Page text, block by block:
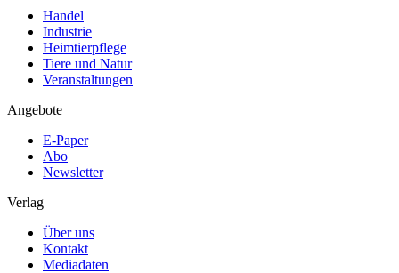
Handel
Industrie
Heimtierpflege
Tiere und Natur
Veranstaltungen
Angebote
E-Paper
Abo
Newsletter
Verlag
Über uns
Kontakt
Mediadaten